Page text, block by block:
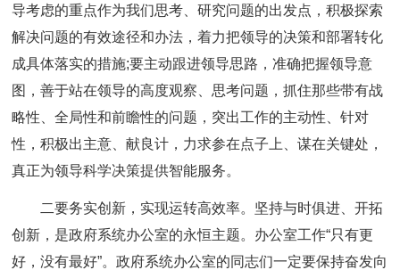
导考虑的重点作为我们思考、研究问题的出发点，积极探索
解决问题的有效途径和办法，着力把领导的决策和部署转化
成具体落实的措施;要主动跟进领导思路，准确把握领导意
图，善于站在领导的高度观察、思考问题，抓住那些带有战
略性、全局性和前瞻性的问题，突出工作的主动性、针对
性，积极出主意、献良计，力求参在点子上、谋在关键处，
真正为领导科学决策提供智能服务。
二要务实创新，实现运转高效率。坚持与时俱进、开拓
创新，是政府系统办公室的永恒主题。办公室工作“只有更
好，没有最好”。政府系统办公室的同志们一定要保持奋发向